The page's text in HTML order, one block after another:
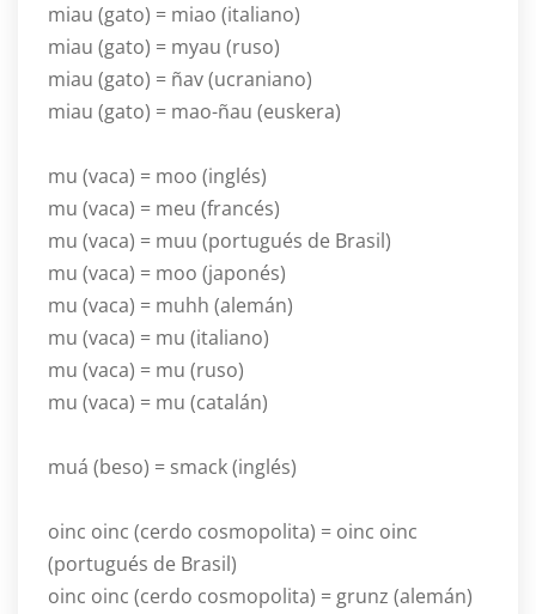
miau (gato) = miao (italiano)
miau (gato) = myau (ruso)
miau (gato) = ñav (ucraniano)
miau (gato) = mao-ñau (euskera)
mu (vaca) = moo (inglés)
mu (vaca) = meu (francés)
mu (vaca) = muu (portugués de Brasil)
mu (vaca) = moo (japonés)
mu (vaca) = muhh (alemán)
mu (vaca) = mu (italiano)
mu (vaca) = mu (ruso)
mu (vaca) = mu (catalán)
muá (beso) = smack (inglés)
oinc oinc (cerdo cosmopolita) = oinc oinc
(portugués de Brasil)
oinc oinc (cerdo cosmopolita) = grunz (alemán)